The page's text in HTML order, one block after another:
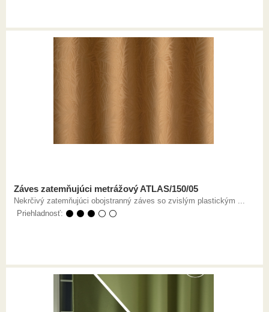
Záves zatemňujúci metrážový ATLAS/150/05
Nekrčivý zatemňujúci obojstranný záves so zvislým plastickým ...
Priehladnosť: ⚫ ⚫ ⚫ ⚪ ⚪